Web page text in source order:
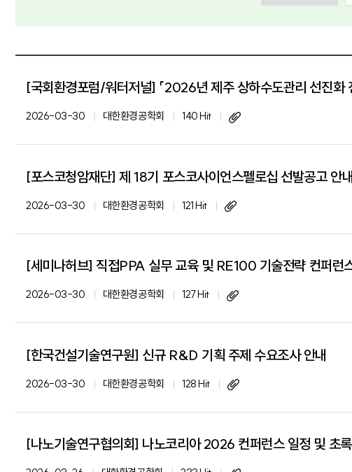
[국회환경포럼/워터저널] 「2026년 제주 상하수도관리 선진화
2026-03-30 대한환경공학회 140 Hit
[포스코청암재단] 제 18기 포스코사이언스펠로십 선발공고 안내
2026-03-30 대한환경공학회 121 Hit
[세미나허브] 직접PPA 실무 교육 및 RE100 기술전략 컨퍼런
2026-03-30 대한환경공학회 127 Hit
[한국건설기술연구원] 신규 R&D 기획 주제 수요조사 안내
2026-03-30 대한환경공학회 128 Hit
[나노기술연구협의회] 나노코리아 2026 컨퍼런스 일정 및